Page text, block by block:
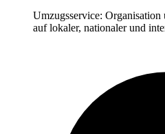
Umzugsservice:
auf lokaler, nationaler und